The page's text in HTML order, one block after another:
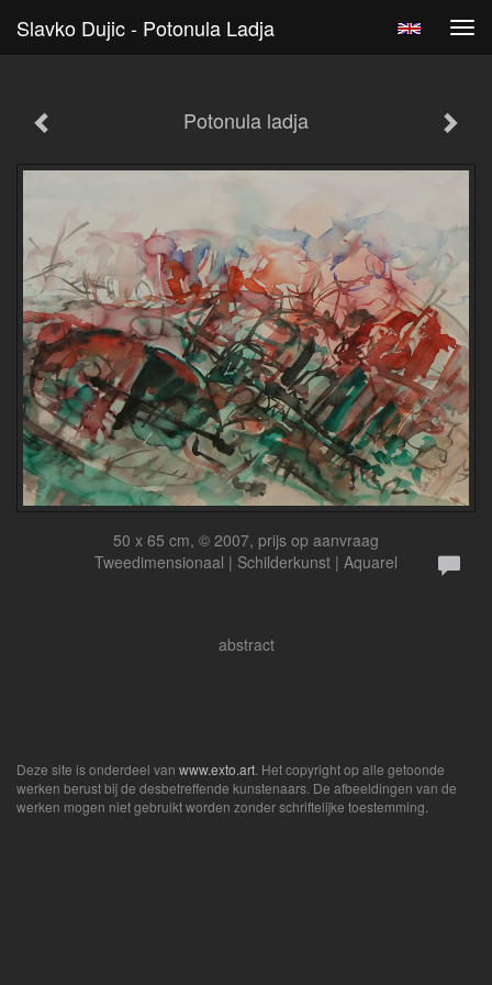
Slavko Dujic - Potonula Ladja
Potonula ladja
50 x 65 cm, © 2007, prijs op aanvraag
Tweedimensionaal | Schilderkunst | Aquarel
abstract
Deze site is onderdeel van www.exto.art . Het copyright op alle getoonde
werken berust bij de desbetreffende kunstenaars. De afbeeldingen van de
werken mogen niet gebruikt worden zonder schriftelijke toestemming.